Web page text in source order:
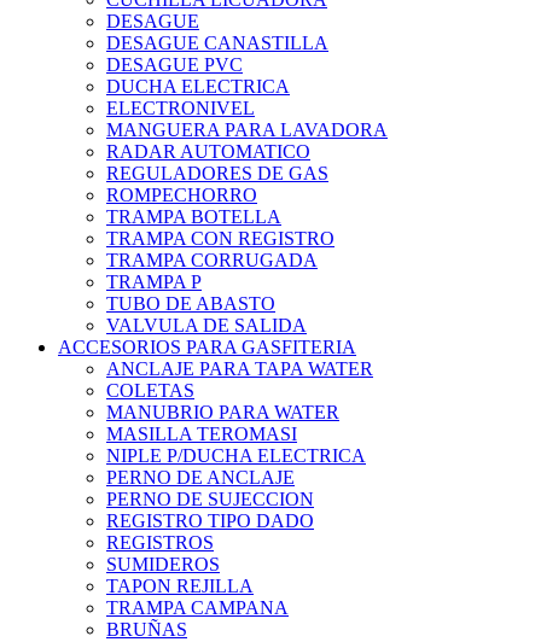
DESAGUE
DESAGUE CANASTILLA
DESAGUE PVC
DUCHA ELECTRICA
ELECTRONIVEL
MANGUERA PARA LAVADORA
RADAR AUTOMATICO
REGULADORES DE GAS
ROMPECHORRO
TRAMPA BOTELLA
TRAMPA CON REGISTRO
TRAMPA CORRUGADA
TRAMPA P
TUBO DE ABASTO
VALVULA DE SALIDA
ACCESORIOS PARA GASFITERIA
ANCLAJE PARA TAPA WATER
COLETAS
MANUBRIO PARA WATER
MASILLA TEROMASI
NIPLE P/DUCHA ELECTRICA
PERNO DE ANCLAJE
PERNO DE SUJECCION
REGISTRO TIPO DADO
REGISTROS
SUMIDEROS
TAPON REJILLA
TRAMPA CAMPANA
BRUÑAS